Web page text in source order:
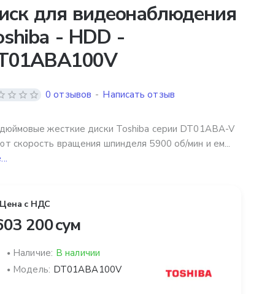
для видеонаблюдения
- HDD -
жесткие диски Toshiba серии DT01ABA-V
скорость вращения шпинделя 5900 об/мин и ем...
0 отзывов - Написать отзыв
Цена с НДС
200 сум
Наличие: В наличии
Модель: DT01ABA100V